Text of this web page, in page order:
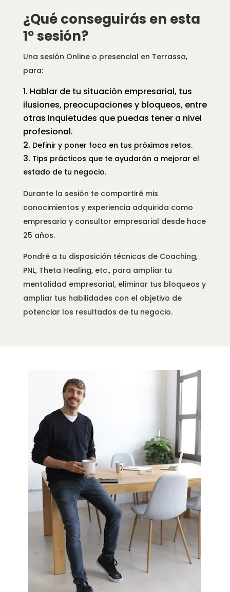
¿Qué conseguirás en esta
1º sesión?
Una sesión Online o presencial en Terrassa,
para:
Hablar de tu situación empresarial, tus
ilusiones, preocupaciones y bloqueos, entre
otras inquietudes que puedas tener a nivel
profesional.
Definir y poner foco en tus próximos retos.
Tips prácticos que te ayudarán a mejorar el
estado de tu negocio.
Durante la sesión te compartiré mis
conocimientos y experiencia adquirida como
empresario y consultor empresarial desde hace
25 años.
Pondré a tu disposición técnicas de Coaching,
PNL, Theta Healing, etc., para ampliar tu
mentalidad empresarial, eliminar tus bloqueos y
ampliar tus habilidades con el objetivo de
potenciar los resultados de tu negocio.